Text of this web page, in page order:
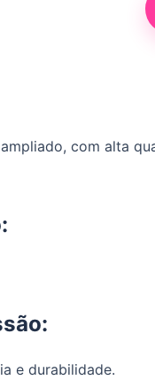
com alta
e durabilidade.